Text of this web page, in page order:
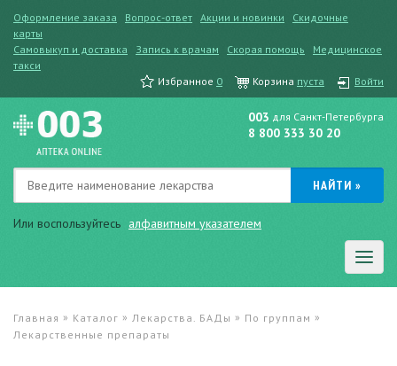
Оформление заказа Вопрос-ответ Акции и новинки
Скидочные
карты
Самовыкуп и доставка
Запись к врачам Скорая помощь
Медицинское
такси
Избранное 0 Корзина пуста Войти
Или воспользуйтесь алфавитным указателем
003 для Санкт-Петербурга
8 800 333 30 20
Главная » Каталог » Лекарства. БАДы » По группам »
Лекарственные препараты